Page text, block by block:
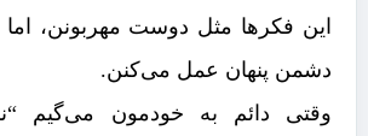
این فکرها مثل دوست مهربونن،
دشمن پنهان عمل می‌کنن.
وقتی دائم به خودمون می‌گیم